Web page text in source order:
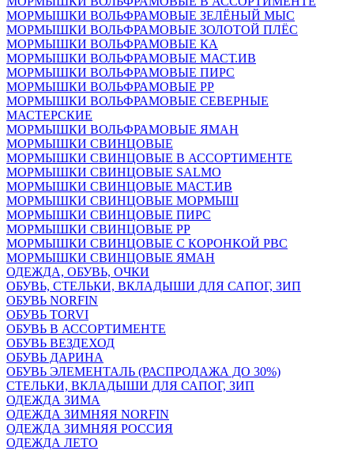
МОРМЫШКИ ВОЛЬФРАМОВЫЕ ЗЕЛЁНЫЙ МЫС
МОРМЫШКИ ВОЛЬФРАМОВЫЕ ЗОЛОТОЙ ПЛЁС
МОРМЫШКИ ВОЛЬФРАМОВЫЕ КА
МОРМЫШКИ ВОЛЬФРАМОВЫЕ МАСТ.ИВ
МОРМЫШКИ ВОЛЬФРАМОВЫЕ ПИРС
МОРМЫШКИ ВОЛЬФРАМОВЫЕ РР
МОРМЫШКИ ВОЛЬФРАМОВЫЕ СЕВЕРНЫЕ
МАСТЕРСКИЕ
МОРМЫШКИ ВОЛЬФРАМОВЫЕ ЯМАН
МОРМЫШКИ СВИНЦОВЫЕ
МОРМЫШКИ СВИНЦОВЫЕ В АССОРТИМЕНТЕ
МОРМЫШКИ СВИНЦОВЫЕ SALMO
МОРМЫШКИ СВИНЦОВЫЕ МАСТ.ИВ
МОРМЫШКИ СВИНЦОВЫЕ МОРМЫШ
МОРМЫШКИ СВИНЦОВЫЕ ПИРС
МОРМЫШКИ СВИНЦОВЫЕ РР
МОРМЫШКИ СВИНЦОВЫЕ С КОРОНКОЙ РВС
МОРМЫШКИ СВИНЦОВЫЕ ЯМАН
ОДЕЖДА, ОБУВЬ, ОЧКИ
ОБУВЬ, СТЕЛЬКИ, ВКЛАДЫШИ ДЛЯ САПОГ, ЗИП
ОБУВЬ NORFIN
ОБУВЬ TORVI
ОБУВЬ В АССОРТИМЕНТЕ
ОБУВЬ ВЕЗДЕХОД
ОБУВЬ ДАРИНА
ОБУВЬ ЭЛЕМЕНТАЛЬ (РАСПРОДАЖА ДО 30%)
СТЕЛЬКИ, ВКЛАДЫШИ ДЛЯ САПОГ, ЗИП
ОДЕЖДА ЗИМА
ОДЕЖДА ЗИМНЯЯ NORFIN
ОДЕЖДА ЗИМНЯЯ РОССИЯ
ОДЕЖДА ЛЕТО